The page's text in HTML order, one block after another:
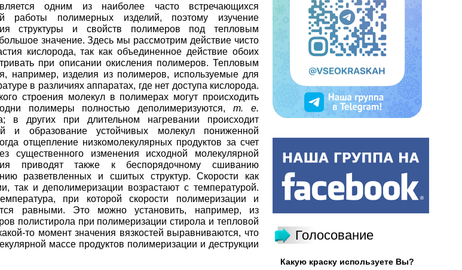
одним из наиболее часто встречающихся
работы полимерных изделий, поэтому изучение
структуры и свойств полимеров под тепловым
значение. Здесь мы рассмотрим действие чисто
кислорода, так как объединенное действие обоих
при описании окисления полимеров. Тепловым
например, изделия из полимеров, используемые для
в различиях аппаратах, где нет доступа кислорода.
строения молекул в полимерах могут происходить
полимеры полностью деполимеризуются,т. е.
в других при длительном нагревании происходит
и образование устойчивых молекул пониженной
отщепление низкомолекулярных продуктов за счет
существенного изменения исходной молекулярной
приводят также к беспорядочному сшиванию
разветвленных и сшитых структур. Скорости как
так и деполимеризации возрастают с температурой.
при которой скорости полимеризации и
равными. Это можно установить, например, из
полистирола при полимеризации стирола и тепловой
то момент значения вязкостей выравниваются, что
массе продуктов полимеризации и деструкции
Голосование
Какую краску используете Вы?